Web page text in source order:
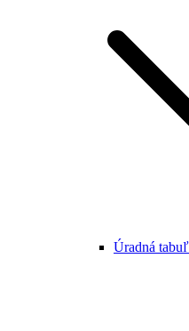
Úradná